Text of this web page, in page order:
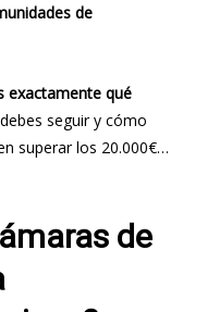
de
exactamente qué
seguir y cómo
superar los 20.000€…
de